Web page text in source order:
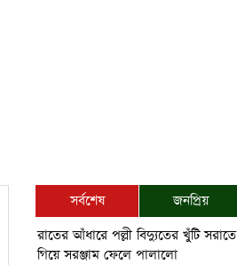
সর্বশেষ
জনপ্রিয়
রাতের আঁধারে পল্লী বিদ্যুতের খুঁটি সরাতে
গিয়ে সরঞ্জাম ফেলে পালালো